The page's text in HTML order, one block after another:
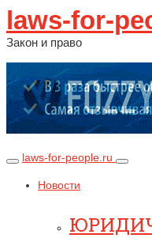
laws-for-
Закон и право
laws-for-people.ru
Новости